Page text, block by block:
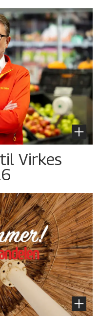
Virkes